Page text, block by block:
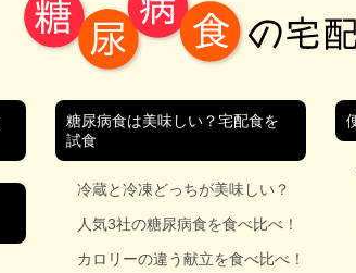
糖尿病食は美味しい？宅配食を
試食
冷蔵と冷凍どっちが美味しい？
人気3社の糖尿病食を食べ比べ！
カロリーの違う献立を食べ比べ！